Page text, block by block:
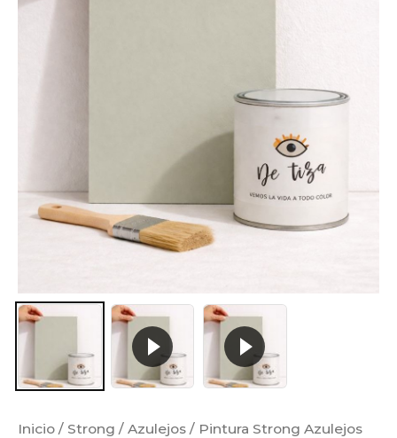
Inicio / Strong / Azulejos / Pintura Strong Azulejos